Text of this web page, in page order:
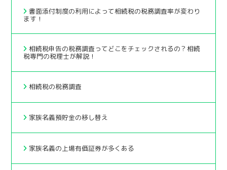
書面添付制度の利用によって相続税の税務調査率が変わり
ます！
相続税申告の税務調査ってどこをチェックされるの？相続
税専門の税理士が解説！
相続税の税務調査
家族名義預貯金の移し替え
家族名義の上場有価証券が多くある